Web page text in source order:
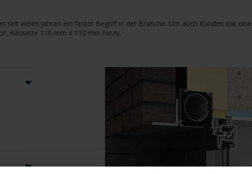
vielen Jahren ein fester Begriff in der Branche. Um auch Kunden mit
Kassette 110 mm x 110 mm hinzu.